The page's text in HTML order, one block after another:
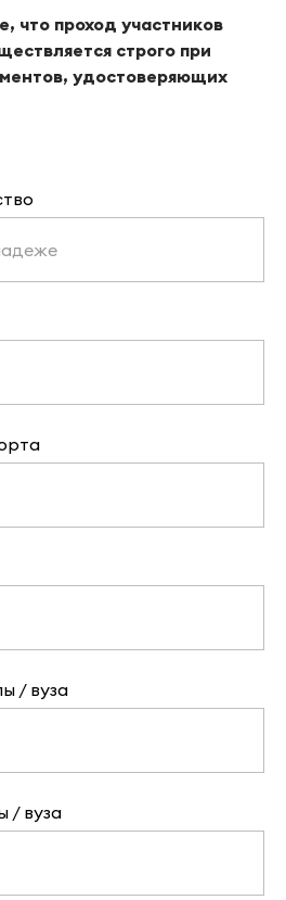
что проход участников
строго при
удостоверяющих
/ вуза
/ вуза